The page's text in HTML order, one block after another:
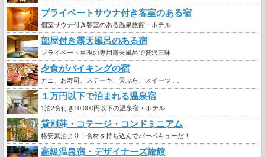
プライベートサウナ付き客室のある宿
個室サウナ付き客室のある温泉旅館・ホテル
部屋付き露天風呂のある宿
プライベート重視の専用露天風呂で贅沢三昧
夕食がバイキングの宿
カニ、お寿司、ステーキ、天ぷら、スイーツ …
１万円以下で泊まれる温泉宿
1泊2食付き10,000円以下の温泉宿・ホテル
貸別荘・コテージ・コンドミニアム
格安素泊まり！食材を持ち込んでバーベキューだ！
高級温泉宿・デザイナーズ旅館